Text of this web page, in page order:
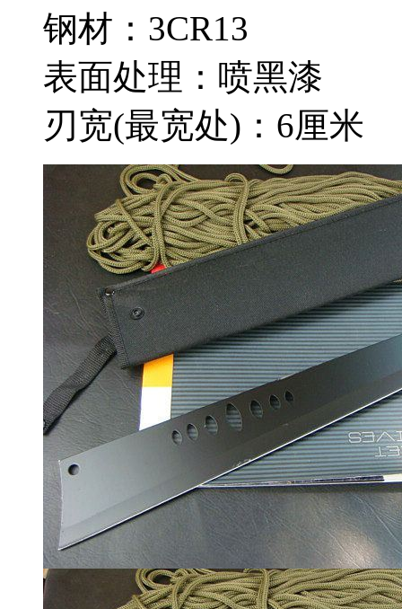
钢材：3CR13
表面处理：喷黑漆
刃宽(最宽处)：6厘米